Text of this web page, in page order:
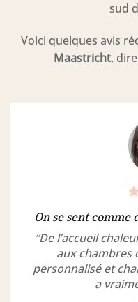
sud
Voici quelques avis
Maastricht,
On se sent comme
“De l’accueil
aux chambres
personnalisé et
a